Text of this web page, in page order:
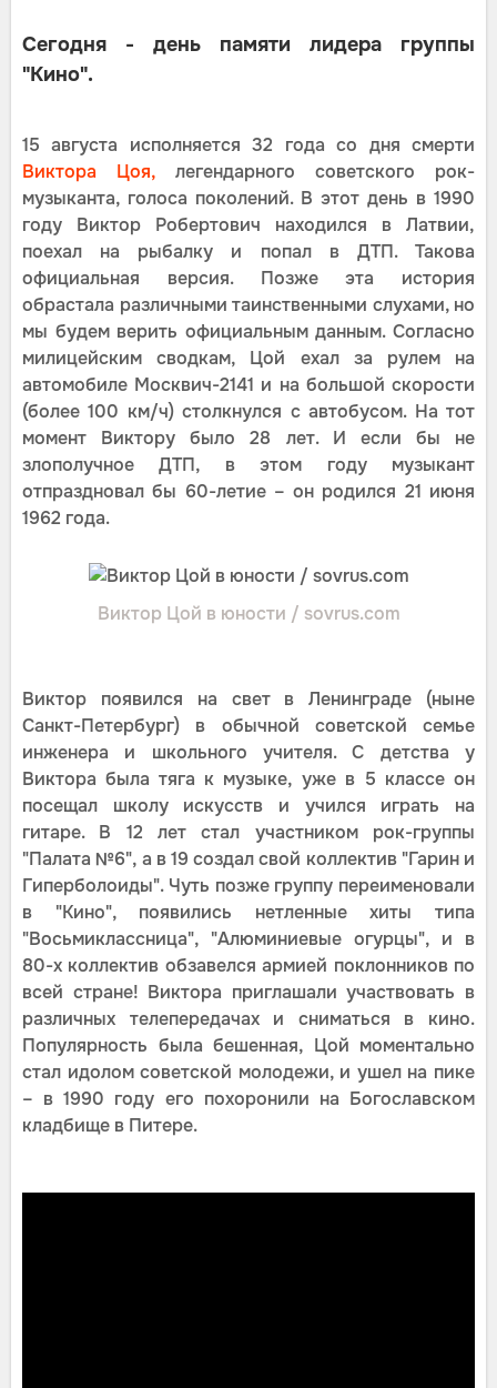
Сегодня - день памяти лидера группы
"Кино".
15 августа исполняется 32 года со дня смерти
Виктора Цоя, легендарного советского рок-
музыканта, голоса поколений. В этот день в 1990
году Виктор Робертович находился в Латвии,
поехал на рыбалку и попал в ДТП. Такова
официальная версия. Позже эта история
обрастала различными таинственными слухами, но
мы будем верить официальным данным. Согласно
милицейским сводкам, Цой ехал за рулем на
автомобиле Москвич-2141 и на большой скорости
(более 100 км/ч) столкнулся с автобусом. На тот
момент Виктору было 28 лет. И если бы не
злополучное ДТП, в этом году музыкант
отпраздновал бы 60-летие – он родился 21 июня
1962 года.
Виктор Цой в юности / sovrus.com
Виктор появился на свет в Ленинграде (ныне
Санкт-Петербург) в обычной советской семье
инженера и школьного учителя. С детства у
Виктора была тяга к музыке, уже в 5 классе он
посещал школу искусств и учился играть на
гитаре. В 12 лет стал участником рок-группы
"Палата №6", а в 19 создал свой коллектив "Гарин и
Гиперболоиды". Чуть позже группу переименовали
в "Кино", появились нетленные хиты типа
"Восьмиклассница", "Алюминиевые огурцы", и в
80-х коллектив обзавелся армией поклонников по
всей стране! Виктора приглашали участвовать в
различных телепередачах и сниматься в кино.
Популярность была бешенная, Цой моментально
стал идолом советской молодежи, и ушел на пике
– в 1990 году его похоронили на Богославском
кладбище в Питере.